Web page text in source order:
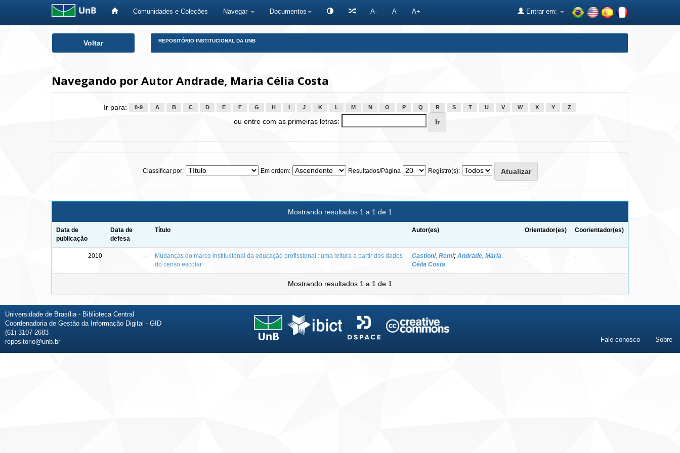
Comunidades e Coleções Navegar Documentos A- A A+ Entrar em:
Voltar REPOSITÓRIO INSTITUCIONAL DA UNB
Navegando por Autor Andrade, Maria Célia Costa
Ir para: 0-9 A B C D E F G H J K L M N O P Q R S T U V W X Y Z
ou entre com as primeiras letras:
Classificar por: Em ordem: Resultados/Página Registro(s):
Mostrando resultados 1 a 1 de 1
Data de
publicação
Data de
defesa
Título Autor(es) Orientador(es) Coorientador(es)
2010 -
Mudanças do marco institucional da educação profissional : uma leitura a partir dos dados
do censo escolar
Castioni, Remi; Andrade, Maria
Célia Costa
- -
Mostrando resultados 1 a 1 de 1
Universidade de Brasília - Biblioteca Central
Coordenadoria de Gestão da Informação Digital - GID
(61) 3107-2683
repositorio@unb.br
Fale conosco Sobre